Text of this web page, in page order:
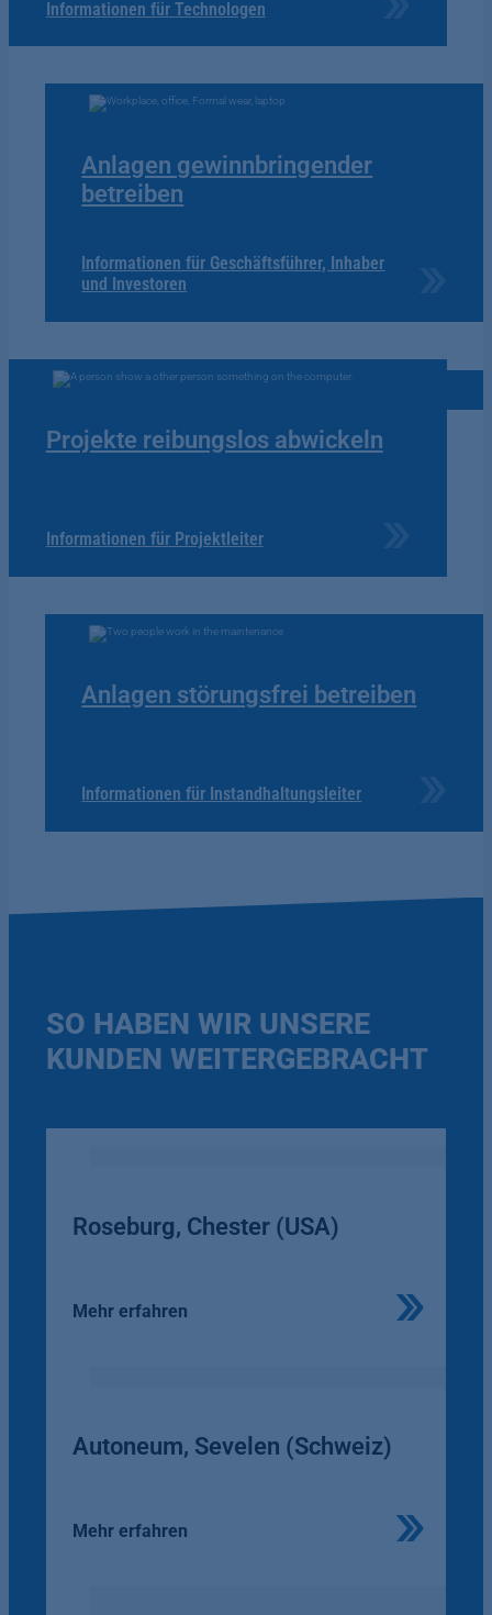
Informationen für Technologen
Anlagen gewinnbringender
betreiben
Informationen für Geschäftsführer, Inhaber
und Investoren
Projekte reibungslos abwickeln
Informationen für Projektleiter
Anlagen störungsfrei betreiben
Informationen für Instandhaltungsleiter
SO HABEN WIR UNSERE
KUNDEN WEITERGEBRACHT
Roseburg, Chester (USA)
Mehr erfahren
Autoneum, Sevelen (Schweiz)
Mehr erfahren